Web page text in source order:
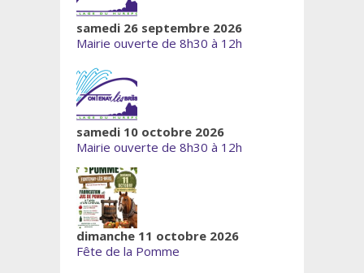
samedi 26 septembre 2026
Mairie ouverte de 8h30 à 12h
samedi 10 octobre 2026
Mairie ouverte de 8h30 à 12h
dimanche 11 octobre 2026
Fête de la Pomme